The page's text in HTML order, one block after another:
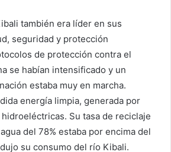
también era líder en sus
seguridad y protección
de protección contra el
se habían intensificado y un
estaba muy en marcha.
energía limpia, generada por
Su tasa de reciclaje
del 78% estaba por encima del
su consumo del río Kibali.